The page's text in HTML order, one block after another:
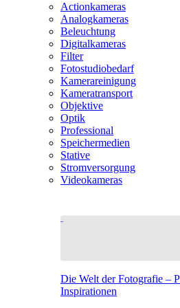
Actionkameras
Analogkameras
Beleuchtung
Digitalkameras
Filter
Fotostudiobedarf
Kamerareinigung
Kameratransport
Objektive
Optik
Professional
Speichermedien
Stative
Stromversorgung
Videokameras
Die Welt der Fotografie –
Inspirationen